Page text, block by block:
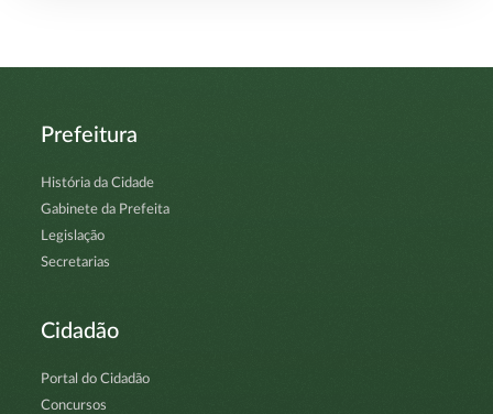
Prefeitura
História da Cidade
Gabinete da Prefeita
Legislação
Secretarias
Cidadão
Portal do Cidadão
Concursos